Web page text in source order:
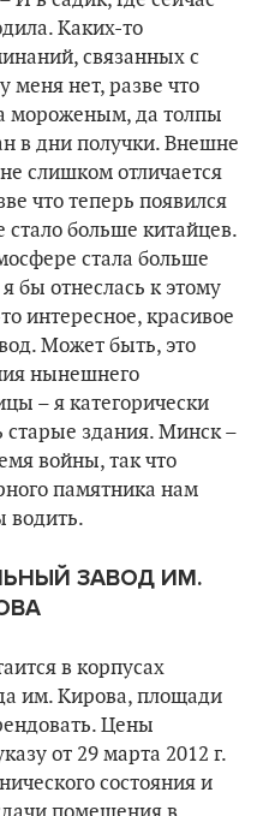
Каких-то
связанных с
меня нет, разве что
мороженым, да толпы
в дни получки. Внешне
слишком отличается
что теперь появился
стало больше китайцев.
стала больше
бы отнеслась к этому
интересное, красивое
Может быть, это
нынешнего
– я категорически
старые здания. Минск –
войны, так что
памятника нам
водить.
ЗАВОД ИМ.
в корпусах
им. Кирова, площади
Цены
от 29 марта 2012 г.
состояния и